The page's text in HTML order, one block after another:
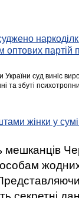
оптових партій
суд виніс
та збуті
жінки у
мешканців